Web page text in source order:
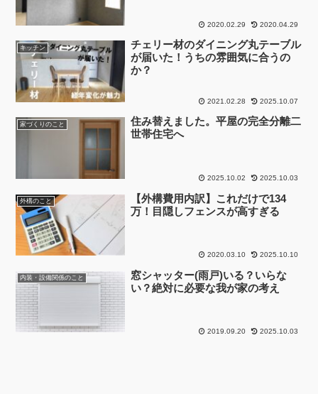
2020.02.29 2020.04.29
キッチン
チェリー材のダイニング丸テーブル
が届いた！うちの雰囲気に合うの
か？
2021.02.28 2025.10.07
家づくりのこと
住み替えました。平屋の完全分離二
世帯住宅へ
2025.10.02 2025.10.03
外構のこと
【外構費用内訳】これだけで134
万！目隠しフェンスが高すぎる
2020.03.10 2025.10.10
内装・設備関係のこと
窓シャッター(雨戸)いる？いらな
い？絶対に必要な我が家の考え
2019.09.20 2025.10.03